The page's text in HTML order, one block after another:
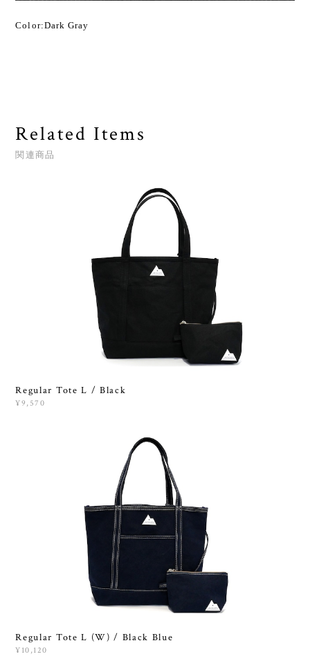
Color:Dark Gray
Related Items
関連商品
Regular Tote L / Black
¥9,570
Regular Tote L (W) / Black Blue
¥10,120